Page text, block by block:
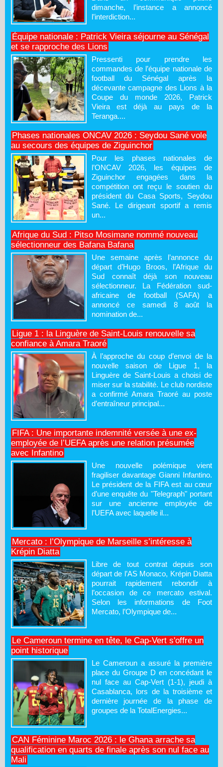
dimanche, l’instance a annoncé
l’interdiction...
Équipe nationale : Patrick Vieira séjourne au Sénégal
et se rapproche des Lions
Pressenti pour prendre les
commandes de l’équipe nationale de
football du Sénégal après la
décevante campagne des Lions à la
Coupe du monde 2026, Patrick
Vieira est déjà au pays de la
Teranga....
Phases nationales ONCAV 2026 : Seydou Sané vole
au secours des équipes de Ziguinchor
Pour les phases nationales de
l’ONCAV 2026, les équipes de
Ziguinchor engagées dans la
compétition ont reçu le soutien du
président du Casa Sports, Seydou
Sané. Le dirigeant sportif a remis
un...
Afrique du Sud : Pitso Mosimane nommé nouveau
sélectionneur des Bafana Bafana
Une semaine après l’annonce du
départ d’Hugo Broos, l’Afrique du
Sud connaît déjà son nouveau
sélectionneur. La Fédération sud-
africaine de football (SAFA) a
annoncé ce samedi 8 août la
nomination de...
Ligue 1 : la Linguère de Saint-Louis renouvelle sa
confiance à Amara Traoré
À l’approche du coup d’envoi de la
nouvelle saison de Ligue 1, la
Linguère de Saint-Louis a choisi de
miser sur la stabilité. Le club nordiste
a confirmé Amara Traoré au poste
d’entraîneur principal...
FIFA : Une importante indemnité versée à une ex-
employée de l’UEFA après une relation présumée
avec Infantino
Une nouvelle polémique vient
fragiliser davantage Gianni Infantino.
Le président de la FIFA est au cœur
d’une enquête du "Telegraph" portant
sur une ancienne employée de
l’UEFA avec laquelle il...
Mercato : l’Olympique de Marseille s’intéresse à
Krépin Diatta
Libre de tout contrat depuis son
départ de l’AS Monaco, Krépin Diatta
pourrait rapidement rebondir à
l’occasion de ce mercato estival.
Selon les informations de Foot
Mercato, l’Olympique de...
Le Cameroun termine en tête, le Cap-Vert s'offre un
point historique
Le Cameroun a assuré la première
place du Groupe D en concédant le
nul face au Cap-Vert (1-1), jeudi à
Casablanca, lors de la troisième et
dernière journée de la phase de
groupes de la TotalEnergies...
CAN Féminine Maroc 2026 : le Ghana arrache sa
qualification en quarts de finale après son nul face au
Mali